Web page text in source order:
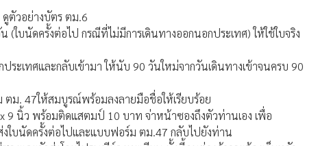
ตัวอย่างบัตร ตม.6
(ใบนัดครั้งต่อไป กรณีที่ไม่มีการเดินทางออกนอกประเทศ) ให้ใช้ใบจริง
ระเทศและกลับเข้ามา ให้นับ 90 วันใหม่จากวันเดินทางเข้าจนครบ 90
ม. 47ให้สมบูรณ์พร้อมลงลายมือชื่อให้เรียบร้อย
9 นิ้ว พร้อมติดแสตมป์ 10 บาท จ่าหน้าซองถึงตัวท่านเอง เพื่อ
ใบนัดครั้งต่อไปและแบบฟอร์ม ตม.47 กลับไปยังท่าน